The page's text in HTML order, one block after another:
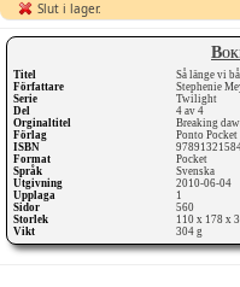
Titel
Så länge vi
Författare
Stephenie
Serie
Twilight
Del
4 av 4
Orginaltitel
Breaking
Förlag
Ponto Pocket
ISBN
Format
Pocket
Språk
Svenska
Utgivning
2010-06-04
Upplaga
1
Sidor
560
Storlek
110 x 178 x
Vikt
304 g
Slut i lager.